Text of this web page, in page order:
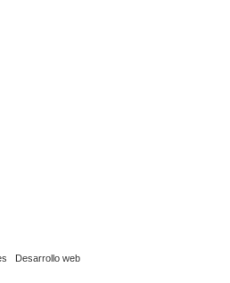
Desarrollo web